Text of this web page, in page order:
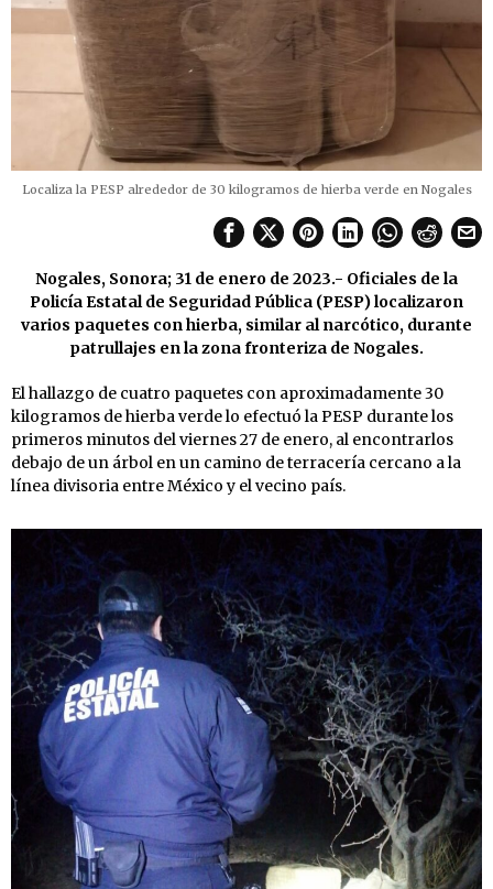
Localiza la PESP alrededor de 30 kilogramos de hierba verde en Nogales
Nogales, Sonora; 31 de enero de 2023.- Oficiales de la
Policía Estatal de Seguridad Pública (PESP) localizaron
varios paquetes con hierba, similar al narcótico, durante
patrullajes en la zona fronteriza de Nogales.
El hallazgo de cuatro paquetes con aproximadamente 30
kilogramos de hierba verde lo efectuó la PESP durante los
primeros minutos del viernes 27 de enero, al encontrarlos
debajo de un árbol en un camino de terracería cercano a la
línea divisoria entre México y el vecino país.